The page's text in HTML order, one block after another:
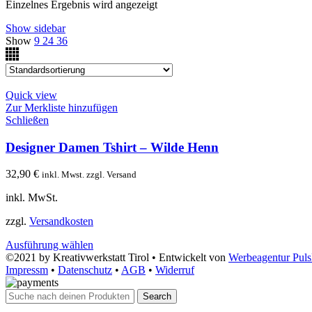
Einzelnes Ergebnis wird angezeigt
Show sidebar
Show 9 24 36
Quick view
Zur Merkliste hinzufügen
Schließen
Designer Damen Tshirt – Wilde Henn
32,90 € inkl. Mwst. zzgl. Versand
inkl. MwSt.
zzgl. Versandkosten
Ausführung wählen
©2021 by Kreativwerkstatt Tirol • Entwickelt von Werbeagentur
Impressm • Datenschutz • AGB • Widerruf
Search